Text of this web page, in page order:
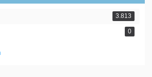
3.813
0